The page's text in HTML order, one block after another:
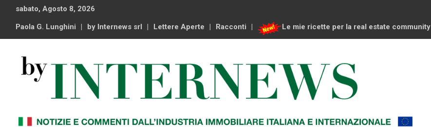
content
sabato, Agosto 8, 2026
Paola G. Lunghini by Internews srl Lettere Aperte Racconti Le mie ricette per la real estate community